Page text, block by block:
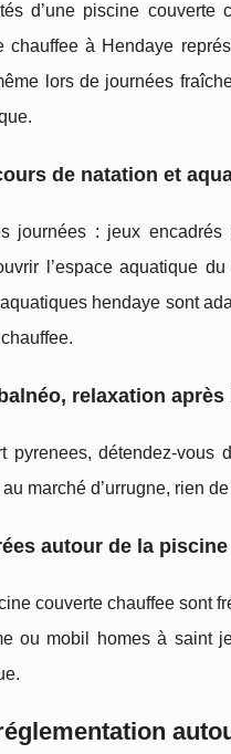
d’une piscine
chauffee à Hendaye
lors de journées
de natation et
journées : jeux
l’espace aquatique
hendaye sont
relaxation
pyrenees, détendez-
marché d’urrugne, rien
autour de la piscine
couverte chauffee sont
ou mobil homes à saint